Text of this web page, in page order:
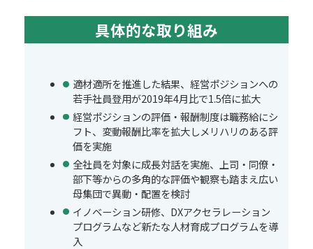
具体的な取り組み
適材適所を推進した結果、経営ポジションへの
若手社員登用が2019年4月比で1.5倍に拡大
経営ポジションの評価・報酬制度は職務給にシ
フト、変動報酬比率を拡大しメリハリのある評
価を実施
全社員を対象に成長対話を実施、上司・同僚・
部下等からの多角的な評価や観察も踏まえ広い
母集団で異動・配置を検討
イノベーション研修、DXアクセラレーション
プログラムなど新たな人材育成プログラムを導
入